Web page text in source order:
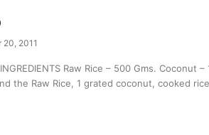
20, 2011
INGREDIENTS Raw Rice – 500 Gms.
the Raw Rice, 1 grated coconut, cooked